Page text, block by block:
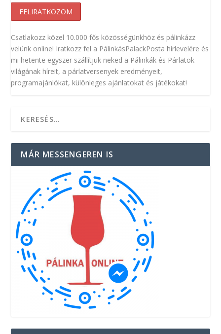
Csatlakozz közel 10.000 fős közösségünkhöz és pálinkázz
velünk online! Iratkozz fel a PálinkásPalackPosta hírlevelére és
mi hetente egyszer szállítjuk neked a Pálinkák és Párlatok
világának híreit, a párlatversenyek eredményeit,
programajánlókat, különleges ajánlatokat és játékokat!
MÁR MESSENGEREN IS